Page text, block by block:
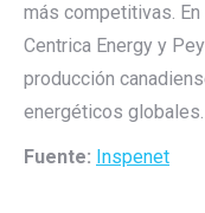
más competitivas.
Centrica Energy y
producción
energéticos globales.
Fuente: Inspenet